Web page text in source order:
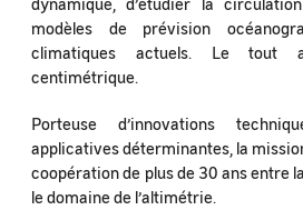
modèles de prévision
climatiques actuels. Le tout
centimétrique.
Porteuse d’innovations
applicatives déterminantes, la
coopération de plus de 30 ans entre
le domaine de l’altimétrie.